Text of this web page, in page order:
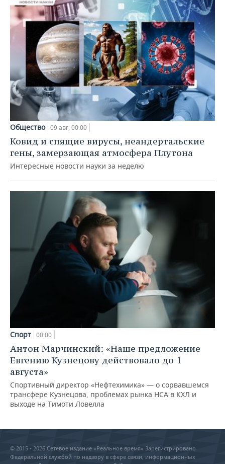
Общество 09 авг, 00:00
Ковид и спящие вирусы, неандертальские
гены, замерзающая атмосфера Плутона
Интересные новости науки за неделю
Спорт 00:00
Антон Марчинский: «Наше предложение
Евгению Кузнецову действовало до 1
августа»
Спортивный директор «Нефтехимика» — о сорвавшемся
трансфере Кузнецова, проблемах рынка НСА в КХЛ и
выходе на Тимоти Ловелла
© 2015 - 2026 Сетевое издание «Реальное время» Зарегистрировано
Федеральной службой по надзору в сфере связи, информационных